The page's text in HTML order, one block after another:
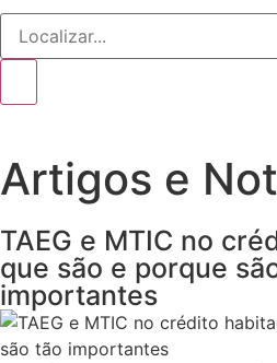
Artigos e
TAEG e MTIC no
que são e porque
importantes